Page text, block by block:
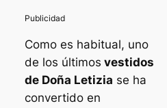
Como es habitual, uno
de los últimos vestidos
de Doña Letizia se ha
convertido en